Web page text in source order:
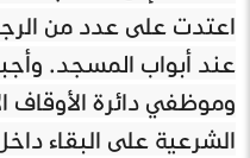
اعتدت على عدد من
عند أبواب المسجد.
وموظفي دائرة الأوقاف
الشرعية على البقاء